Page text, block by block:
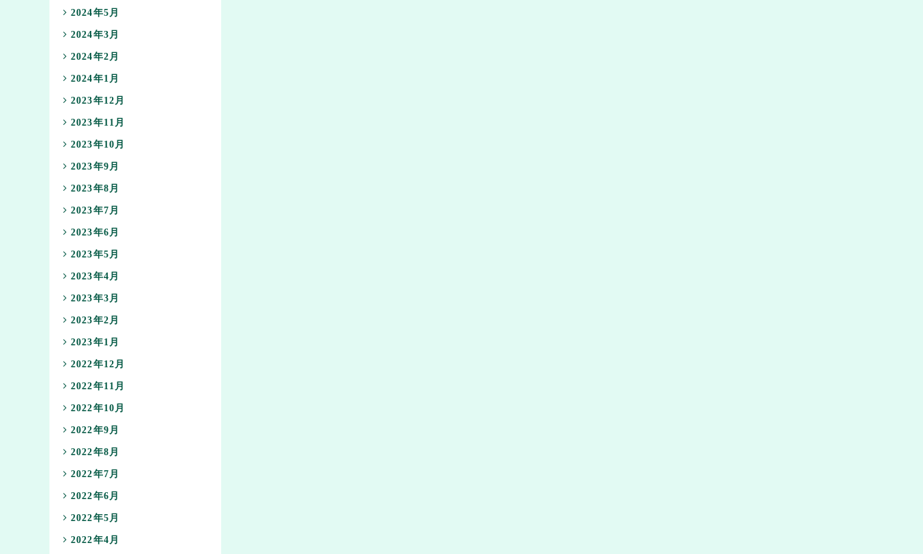
2024年5月
2024年3月
2024年2月
2024年1月
2023年12月
2023年11月
2023年10月
2023年9月
2023年8月
2023年7月
2023年6月
2023年5月
2023年4月
2023年3月
2023年2月
2023年1月
2022年12月
2022年11月
2022年10月
2022年9月
2022年8月
2022年7月
2022年6月
2022年5月
2022年4月